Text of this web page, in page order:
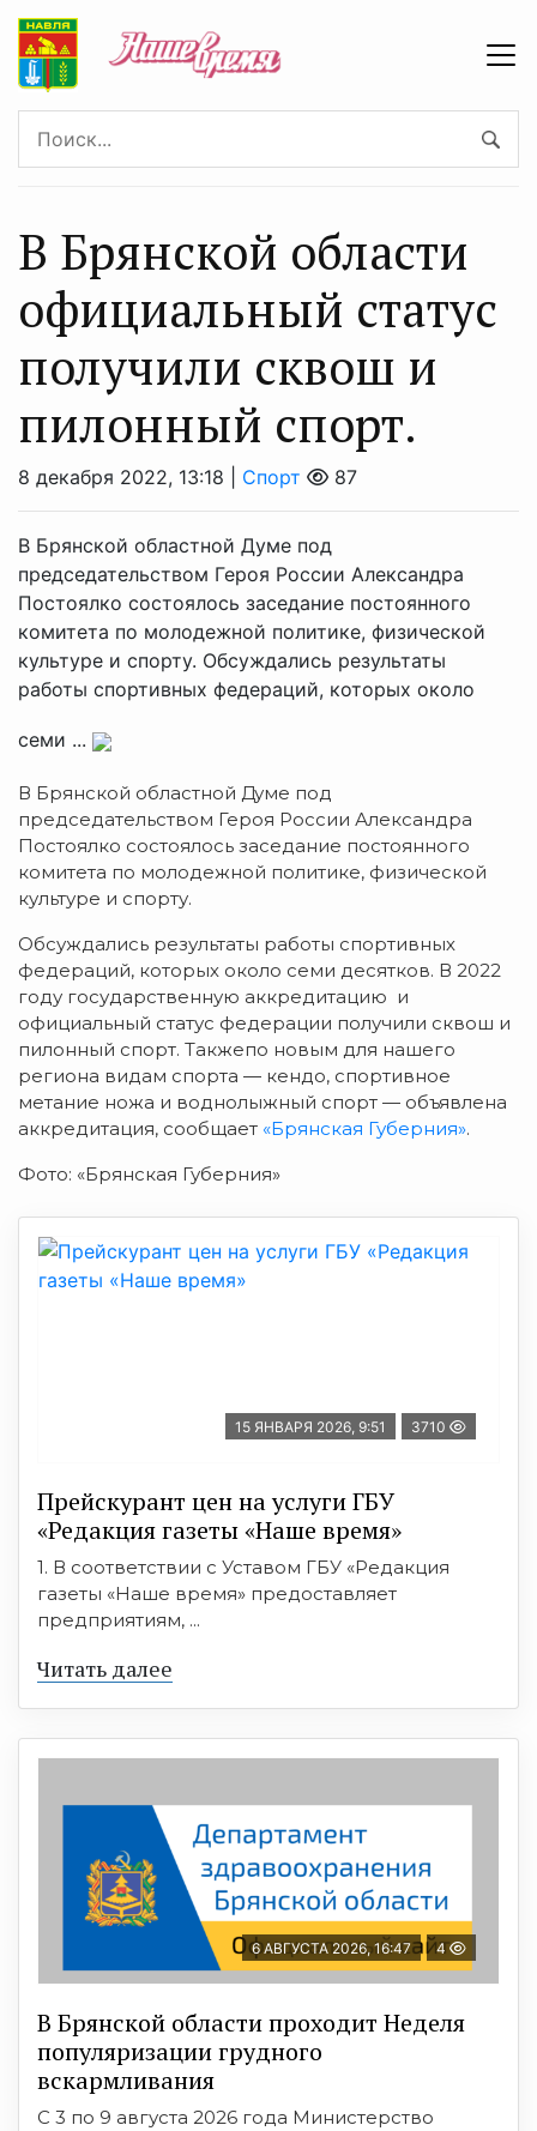
В Брянской области
официальный статус
получили сквош и
пилонный спорт.
8 декабря 2022, 13:18 | Спорт 87
В Брянской областной Думе под
председательством Героя России Александра
Постоялко состоялось заседание постоянного
комитета по молодежной политике, физической
культуре и спорту. Обсуждались результаты
работы спортивных федераций, которых около
семи ...
В Брянской областной Думе под
председательством Героя России Александра
Постоялко состоялось заседание постоянного
комитета по молодежной политике, физической
культуре и спорту.
Обсуждались результаты работы спортивных
федераций, которых около семи десятков. В 2022
году государственную аккредитацию и
официальный статус федерации получили сквош и
пилонный спорт. Такжепо новым для нашего
региона видам спорта — кендо, спортивное
метание ножа и воднолыжный спорт — объявлена
аккредитация, сообщает «Брянская Губерния».
Фото: «Брянская Губерния»
15 ЯНВАРЯ 2026, 9:51 3710
Прейскурант цен на услуги ГБУ
«Редакция газеты «Наше время»
1. В соответствии с Уставом ГБУ «Редакция
газеты «Наше время» предоставляет
предприятиям, ...
Читать далее
6 АВГУСТА 2026, 16:47 4
В Брянской области проходит Неделя
популяризации грудного
вскармливания
С 3 по 9 августа 2026 года Министерство